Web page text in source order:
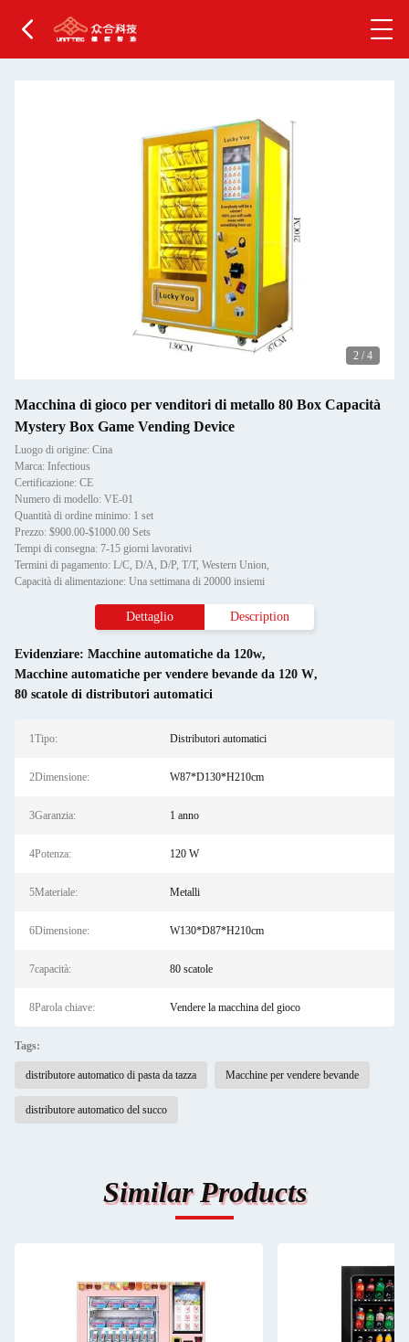
2 / 4
Macchina di gioco per venditori di metallo 80 Box Capacità
Mystery Box Game Vending Device
Luogo di origine: Cina
Marca: Infectious
Certificazione: CE
Numero di modello: VE-01
Quantità di ordine minimo: 1 set
Prezzo: $900.00-$1000.00 Sets
Tempi di consegna: 7-15 giorni lavorativi
Termini di pagamento: L/C, D/A, D/P, T/T, Western Union,
Capacità di alimentazione: Una settimana di 20000 insiemi
Dettaglio Description
Evidenziare: Macchine automatiche da 120w,
Macchine automatiche per vendere bevande da 120 W,
80 scatole di distributori automatici
1Tipo: Distributori automatici
2Dimensione: W87*D130*H210cm
3Garanzia: 1 anno
4Potenza: 120 W
5Materiale: Metalli
6Dimensione: W130*D87*H210cm
7capacità: 80 scatole
8Parola chiave: Vendere la macchina del gioco
Tags:
distributore automatico di pasta da tazza Macchine per vendere bevande
distributore automatico del succo
Similar Products